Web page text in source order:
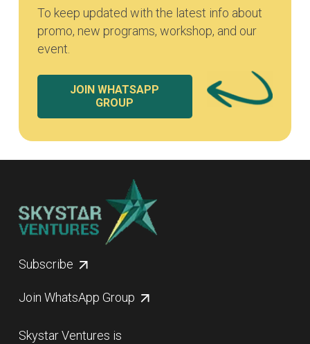
To keep updated with the latest info about
promo, new programs, workshop, and our
event.
JOIN WHATSAPP
GROUP
Subscribe
Join WhatsApp Group
Skystar Ventures is